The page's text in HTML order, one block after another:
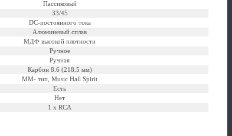
Пассиковый
33/45
DC-постоянного тока
Алюминевый сплав
МДФ высокой плотности
Ручное
Ручная
Карбон 8.6 (218.5 мм)
ММ- тип, Music Hall Spirit
Есть
Нет
1 x RCA